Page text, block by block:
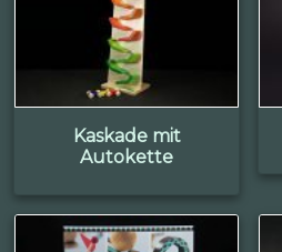
Kaskade mit
Autokette